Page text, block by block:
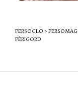
PERSOCLO >PERSOMAG
PÉRIGORD